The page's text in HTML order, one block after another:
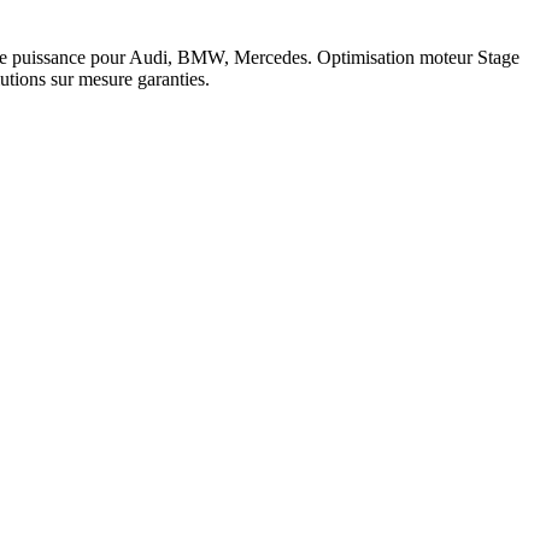
puissance pour Audi, BMW, Mercedes. Optimisation moteur Stage
sur mesure garanties.